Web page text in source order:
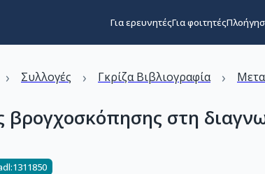
Για ερευνητέςΓια φοιτητές
› Συλλογές › Γκρίζα Βιβλιογραφία ›
βρογχοσκόπησης στη